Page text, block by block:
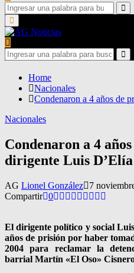
Search
for:Primary
Menu
Search
for:
Home
Nacionales
Condenaron a 4 años de
Nacionales
Condenaron a 4
dirigente Luis D’Elía
AG Lionel González 7
Compartir 0
El dirigente político y social
años de prisión por haber
2004 para reclamar la
barrial Martín «El Oso»